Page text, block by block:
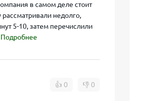
с положительным балансом).
SMS-кода.
минут после подтверждения.
в самом деле стоит
недолго,
5-10, затем перечислили
Подробнее
👍 0 👎 0